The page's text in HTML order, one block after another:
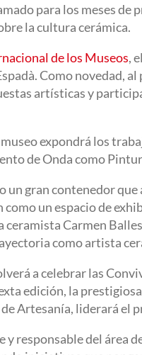
para los meses de
la cultura cerámica.
de los Museos,
Como novedad,
artísticas y
expondrá los
de Onda como
un gran contenedor
un espacio de
Carmen
como artista
a celebrar las
edición, la
Artesanía, liderará el
responsable del área